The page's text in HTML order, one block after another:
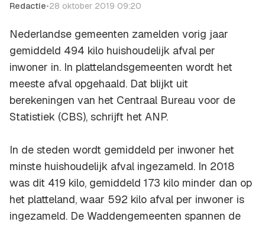
Redactie•28 oktober 2019 09:20
Nederlandse gemeenten zamelden vorig jaar
gemiddeld 494 kilo huishoudelijk afval per
inwoner in. In plattelandsgemeenten wordt het
meeste afval opgehaald. Dat blijkt uit
berekeningen van het Centraal Bureau voor de
Statistiek (CBS), schrijft het ANP.
In de steden wordt gemiddeld per inwoner het
minste huishoudelijk afval ingezameld. In 2018
was dit 419 kilo, gemiddeld 173 kilo minder dan op
het platteland, waar 592 kilo afval per inwoner is
ingezameld. De Waddengemeenten spannen de